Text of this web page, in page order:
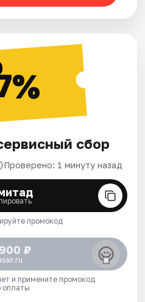
сбор
Проверено: 1 минуту назад
промокод
₽
и примените промокод
оплаты